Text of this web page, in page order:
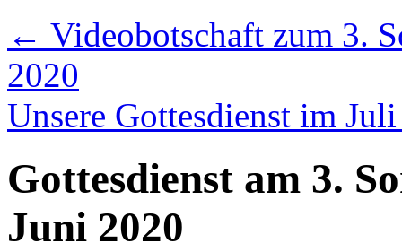
← Videobotschaft zum 3.
2020
Unsere Gottesdienst im
Gottesdienst am 3.
Juni 2020